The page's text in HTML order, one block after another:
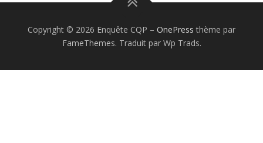
Copyright © 2026 Enquête CQP – OnePress thème par
FameThemes. Traduit par Wp Trads.